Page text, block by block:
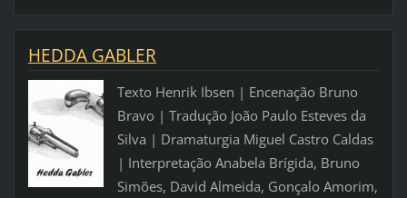
HEDDA GABLER
Texto Henrik Ibsen | Encenação Bruno
Bravo | Tradução João Paulo Esteves da
Silva | Dramaturgia Miguel Castro Caldas
| Interpretação Anabela Brígida, Bruno
Simões, David Almeida, Gonçalo Amorim,